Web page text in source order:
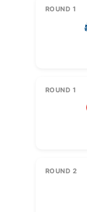
ROUND 1
ROUND 1
ROUND 2